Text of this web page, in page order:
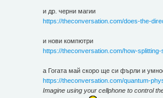
и др. черни магии
https://theconversation.com/does-the-
и нови компютри
https://theconversation.com/how-
а Гогата май скоро ще си фърли и
https://theconversation.com/quantum-
Imagine using your cellphone to control